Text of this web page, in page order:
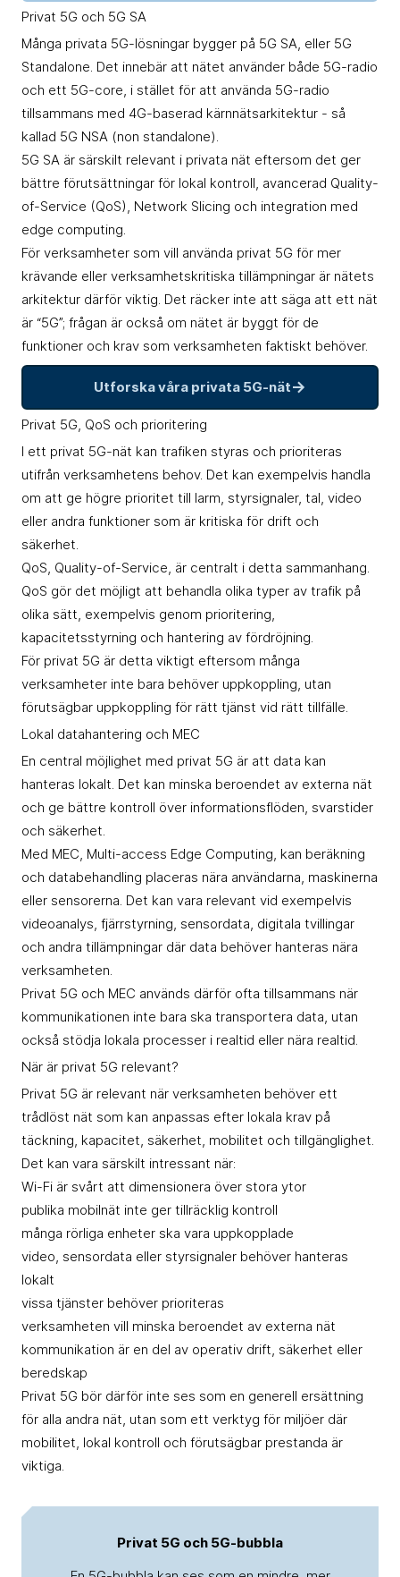
Privat 5G och 5G SA
Många privata 5G-lösningar bygger på 5G SA, eller 5G
Standalone. Det innebär att nätet använder både 5G-radio
och ett 5G-core, i stället för att använda 5G-radio
tillsammans med 4G-baserad kärnnätsarkitektur - så
kallad 5G NSA (non standalone).
5G SA är särskilt relevant i privata nät eftersom det ger
bättre förutsättningar för lokal kontroll, avancerad Quality-
of-Service (QoS), Network Slicing och integration med
edge computing.
För verksamheter som vill använda privat 5G för mer
krävande eller verksamhetskritiska tillämpningar är nätets
arkitektur därför viktig. Det räcker inte att säga att ett nät
är “5G”; frågan är också om nätet är byggt för de
funktioner och krav som verksamheten faktiskt behöver.
Utforska våra privata 5G-nät→
Privat 5G, QoS och prioritering
I ett privat 5G-nät kan trafiken styras och prioriteras
utifrån verksamhetens behov. Det kan exempelvis handla
om att ge högre prioritet till larm, styrsignaler, tal, video
eller andra funktioner som är kritiska för drift och
säkerhet.
QoS, Quality-of-Service, är centralt i detta sammanhang.
QoS gör det möjligt att behandla olika typer av trafik på
olika sätt, exempelvis genom prioritering,
kapacitetsstyrning och hantering av fördröjning.
För privat 5G är detta viktigt eftersom många
verksamheter inte bara behöver uppkoppling, utan
förutsägbar uppkoppling för rätt tjänst vid rätt tillfälle.
Lokal datahantering och MEC
En central möjlighet med privat 5G är att data kan
hanteras lokalt. Det kan minska beroendet av externa nät
och ge bättre kontroll över informationsflöden, svarstider
och säkerhet.
Med MEC, Multi-access Edge Computing, kan beräkning
och databehandling placeras nära användarna, maskinerna
eller sensorerna. Det kan vara relevant vid exempelvis
videoanalys, fjärrstyrning, sensordata, digitala tvillingar
och andra tillämpningar där data behöver hanteras nära
verksamheten.
Privat 5G och MEC används därför ofta tillsammans när
kommunikationen inte bara ska transportera data, utan
också stödja lokala processer i realtid eller nära realtid.
När är privat 5G relevant?
Privat 5G är relevant när verksamheten behöver ett
trådlöst nät som kan anpassas efter lokala krav på
täckning, kapacitet, säkerhet, mobilitet och tillgänglighet.
Det kan vara särskilt intressant när:
Wi-Fi är svårt att dimensionera över stora ytor
publika mobilnät inte ger tillräcklig kontroll
många rörliga enheter ska vara uppkopplade
video, sensordata eller styrsignaler behöver hanteras
lokalt
vissa tjänster behöver prioriteras
verksamheten vill minska beroendet av externa nät
kommunikation är en del av operativ drift, säkerhet eller
beredskap
Privat 5G bör därför inte ses som en generell ersättning
för alla andra nät, utan som ett verktyg för miljöer där
mobilitet, lokal kontroll och förutsägbar prestanda är
viktiga.
Privat 5G och 5G-bubbla